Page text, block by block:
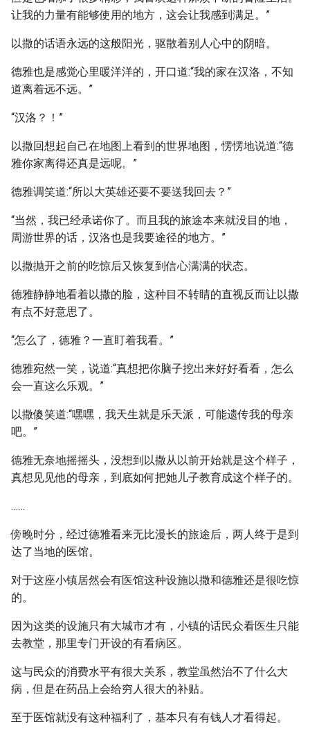
让我的力量有能够使用的地方，这会让我感到满足。”
以撒的话语永远的这般阳光，驱散着别人心中的阴暗。
德雅也是感觉心里暖洋洋的，开口道:“我的家在汉洛，不知
道离着远不远。”
“汉洛？！”
以撒回想起自己在地图上看到的世界地图，愣愣地说道:“德
雅你家离得还真是远呢。”
德雅调笑道:“所以大英雄还要不要送我回去？”
“当然，我已经承诺你了。而且我的旅途本来就没目的地，
周游世界的话，汉洛也是我要途径的地方。”
以撒抛开之前的吃惊后又恢复到信心满满的状态。
德雅静静地看着以撒的脸，这种目不转睛的直视反而让以撒
有点不好意思了。
“怎么了，德雅？一直盯着我看。”
德雅宛然一笑，说道:“真想把你脑子挖出来好好看看，怎么
会一直这么乐观。”
以撒傻笑道:“嘿嘿，我天生就是乐天派，可能遗传我的母亲
吧。”
德雅无奈地摇摇头，没想到以撒从以前开始就是这个样子，
真想见见他的母亲，到底如何把她儿子教育成这个样子的。
……
傍晚时分，经过德雅看来无比漫长的旅途后，两人终于是到
达了当地的医馆。
对于这座小镇居然会有医馆这种设施以撒和德雅还是很吃惊
的。
因为这类的设施只有大城市才有，小镇的话民众看医生只能
去教堂，那里专门开设的有看病区。
这与民众的消费水平有很大关系，教堂虽然治不了什么大
病，但是在药品上会给穷人很大的补贴。
至于医馆就没有这种福利了，基本只有有钱人才看得起。